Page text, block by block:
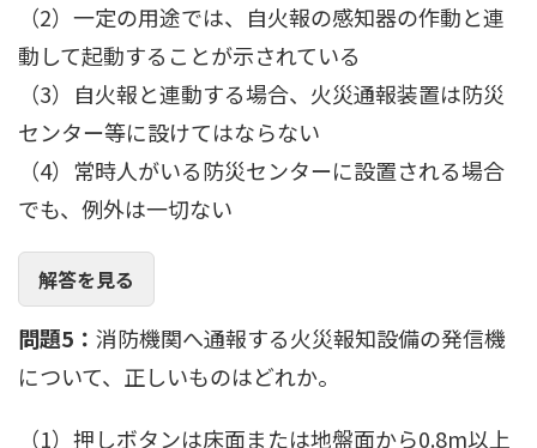
（2）一定の用途では、自火報の感知器の作動と連
動して起動することが示されている
（3）自火報と連動する場合、火災通報装置は防災
センター等に設けてはならない
（4）常時人がいる防災センターに設置される場合
でも、例外は一切ない
解答を見る
問題5： 消防機関へ通報する火災報知設備の発信機
について、正しいものはどれか。
（1）押しボタンは床面または地盤面から0.8m以上